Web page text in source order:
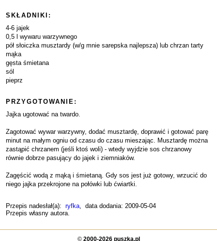
SKŁADNIKI:
4-6 jajek
0,5 l wywaru warzywnego
pół słoiczka musztardy (w/g mnie sarepska najlepsza) lub chrzan tarty
mąka
gęsta śmietana
sól
pieprz
PRZYGOTOWANIE:
Jajka ugotować na twardo.
Zagotować wywar warzywny, dodać musztardę, doprawić i gotować parę
minut na małym ogniu od czasu do czasu mieszając. Musztardę można
zastąpić chrzanem (jeśli ktoś woli) - wtedy wyjdzie sos chrzanowy
równie dobrze pasujący do jajek i ziemniaków.
Zagęścić wodą z mąką i śmietaną. Gdy sos jest już gotowy, wrzucić do
niego jajka przekrojone na połówki lub ćwiartki.
Przepis nadesłał(a): ryfka, data dodania: 2009-05-04
Przepis własny autora.
© 2000-2026 puszka.pl